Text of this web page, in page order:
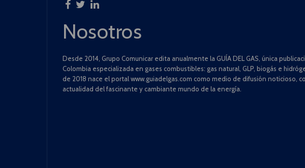
Nosotros
Desde 2014, Grupo Comunicar edita anualmente la GUÍA DEL GAS, única
Colombia especializada en gases combustibles: gas natural, GLP, biogás e
de 2018 nace el portal www.guiadelgas.com como medio de difusión noticioso,
actualidad del fascinante y cambiante mundo de la energía.